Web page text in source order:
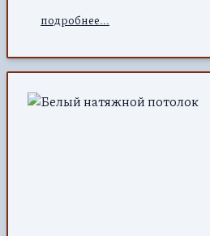
неизменным – вид нового.
подробнее...